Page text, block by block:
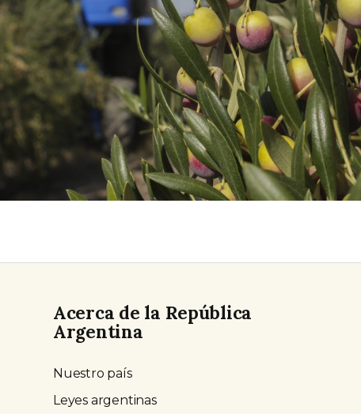
Acerca de la República
Argentina
Nuestro país
Leyes argentinas